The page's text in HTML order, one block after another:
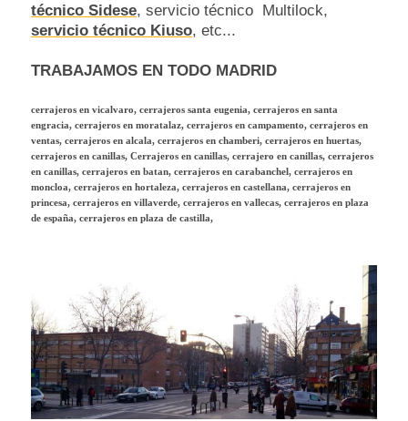
técnico Sidese, servicio técnico Multilock,
servicio técnico Kiuso, etc...
TRABAJAMOS EN TODO MADRID
cerrajeros en vicalvaro, cerrajeros santa eugenia, cerrajeros en santa
engracia, cerrajeros en moratalaz, cerrajeros en campamento, cerrajeros en
ventas, cerrajeros en alcala, cerrajeros en chamberi, cerrajeros en huertas,
cerrajeros en canillas, Cerrajeros en canillas, cerrajero en canillas, cerrajeros
en canillas, cerrajeros en batan, cerrajeros en carabanchel, cerrajeros en
moncloa, cerrajeros en hortaleza, cerrajeros en castellana, cerrajeros en
princesa, cerrajeros en villaverde, cerrajeros en vallecas, cerrajeros en plaza
de españa, cerrajeros en plaza de castilla,